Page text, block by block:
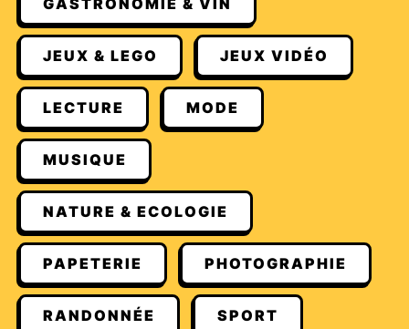
GASTRONOMIE & VIN
JEUX & LEGO JEUX VIDÉO
LECTURE MODE
MUSIQUE
NATURE & ECOLOGIE
PAPETERIE PHOTOGRAPHIE
RANDONNÉE SPORT